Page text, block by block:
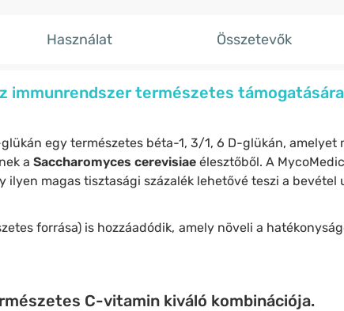
Használat Összetevők
immunrendszer természetes
egy természetes béta-1, 3/1, 6 D-glükán, amelyet
a Saccharomyces cerevisiaeélesztőből. A
ilyen magas tisztasági százalék lehetővé teszi a
forrása) is hozzáadódik, amely növeli a
C-vitamin kiváló kombinációja.